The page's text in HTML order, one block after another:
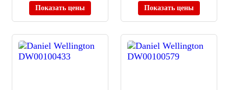
Показать цены Показать цены